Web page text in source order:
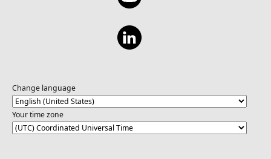
Change language
Your time zone